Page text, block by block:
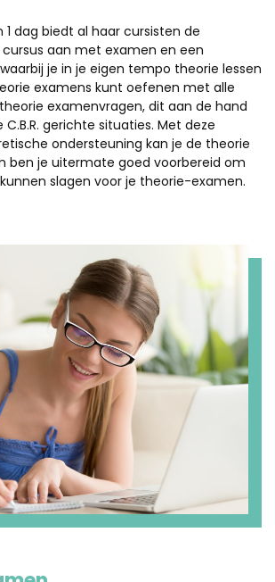
1 dag biedt al haar cursisten de
aan met examen en een
je in je eigen tempo theorie lessen
examens kunt oefenen met alle
examenvragen, dit aan de hand
gerichte situaties. Met deze
ondersteuning kan je de theorie
ben je uitermate goed voorbereid om
slagen voor je theorie-examen.